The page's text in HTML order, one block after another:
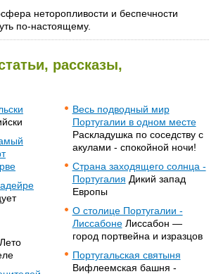
неторопливости и беспечности
по-настоящему.
рассказы,
Лето
Весь подводный мир
Португалии в одном месте
Раскладушка по соседству с
акулами - спокойной ночи!
Страна заходящего солнца -
Португалия Дикий запад
Европы
О столице Португалии -
ЛиссабонеЛиссабон —
город портвейна и изразцов
Португальская святыня
Вифлеемская башня -